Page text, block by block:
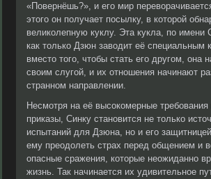
«Повернёшь?», и его мир
этого он получает посылку, в которой
великолепную куклу. Эта кукла, по имени
как только Дзюн заводит её
вместо того, чтобы стать его другом, она
своим слугой, и их отношения начинают
странном направлении.
Несмотря на её высокомерные требования
приказы, Синку становится не только
испытаний для Дзюна, но и его
ему преодолеть страх перед общением и
опасные сражения, которые неожиданно
жизнь. Так начинается их удивительное